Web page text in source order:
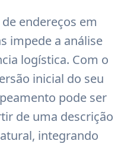
endereços em
impede a análise
logística. Com o
inicial do seu
pode ser
de uma descrição
integrando